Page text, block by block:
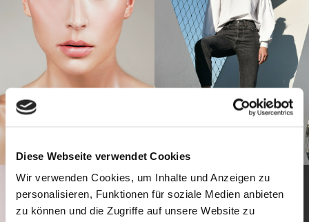
Diese Webseite verwendet Cookies
Wir verwenden Cookies, um Inhalte und Anzeigen zu
personalisieren, Funktionen für soziale Medien anbieten
zu können und die Zugriffe auf unsere Website zu